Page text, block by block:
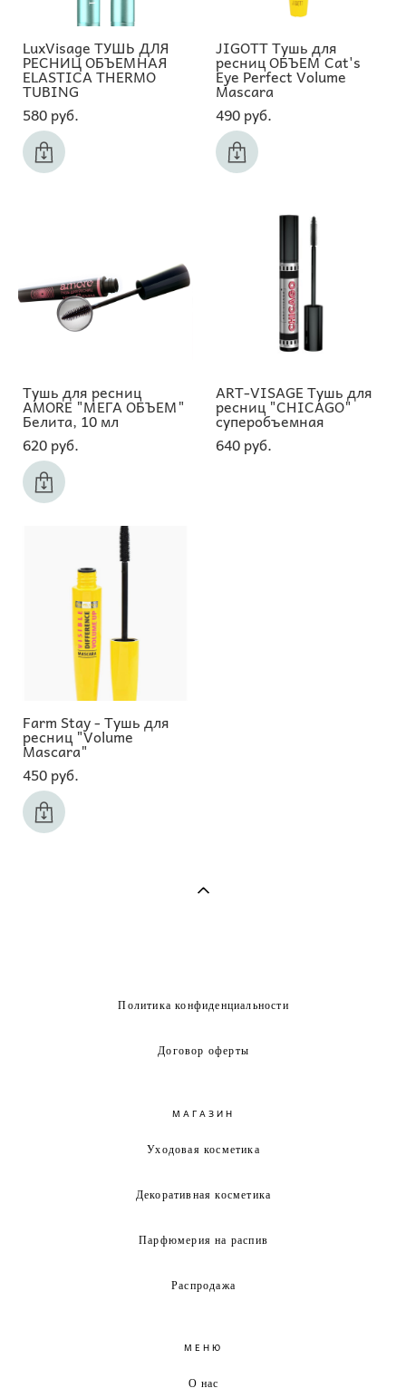
LuxVisage ТУШЬ ДЛЯ
РЕСНИЦ ОБЪЕМНАЯ
ELASTICA THERMO
TUBING
580 pуб.
JIGOTT Тушь для
ресниц ОБЪЕМ Cat's
Eye Perfect Volume
Mascara
490 pуб.
Тушь для ресниц
AMORE "МЕГА ОБЪЕМ"
Белита, 10 мл
620 pуб.
ART-VISAGE Тушь для
ресниц "CHICAGO"
суперобъемная
640 pуб.
Farm Stay - Тушь для
ресниц "Volume
Mascara"
450 pуб.
Политика конфиденциальности
Договор оферты
МАГАЗИН
Уходовая косметика
Декоративная косметика
Парфюмерия на распив
Распродажа
МЕНЮ
О нас